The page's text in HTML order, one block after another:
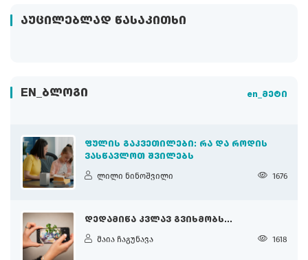
ᲐᲣᲪᲘᲚᲔᲑᲚᲐᲓ ᲬᲐᲡᲐᲙᲘᲗᲮᲘ
EN_ᲑᲚᲝᲒᲘ en_მეტი
ᲤᲣᲚᲘᲡ ᲒᲐᲙᲕᲔᲗᲘᲚᲔᲑᲘ: ᲠᲐ ᲓᲐ ᲠᲝᲓᲘᲡ
ᲕᲐᲡᲬᲐᲕᲚᲝᲗ ᲨᲕᲘᲚᲔᲑᲡ
ლილი ნინოშვილი 1676
ᲓᲔᲓᲐᲛᲘᲬᲐ ᲙᲕᲚᲐᲕ ᲒᲕᲘᲮᲛᲝᲑᲡ...
მაია ჩაგუნავა 1618